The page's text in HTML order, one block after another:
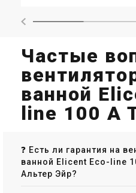
Частые
ванной
line 100 A
❓ Есть ли гарантия на
ванной Elicent Eco-line
Альтер Эйр?